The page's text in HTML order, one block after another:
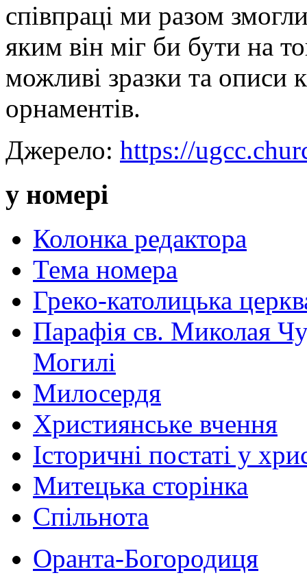
співпраці ми разом
яким він міг би бути на
можливі зразки та описи
орнаментів.
Джерело: https://
у номері
Колонка редактора
Тема номера
Греко-католицька
Парафія св. Миколая
Могилі
Милосердя
Християнське вчення
Історичні постаті у
Митецька сторінка
Спільнота
Оранта-Богородиця